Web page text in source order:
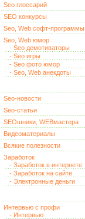
Seo глоссарий
SEO конкурсы
Seo, Web софт-программы
Seo, Web юмор
- Seo демотиваторы
- Seo игры
- Seo фото юмор
- Seo, Web анекдоты
Seo-новости
Seo-статьи
SEOшники, WEBмастера
Видеоматериалы
Всякие полезности
Заработок
- Заработок в интернете
- Заработок на сайте
- Электронные деньги
Интервью с профи
- Интервью